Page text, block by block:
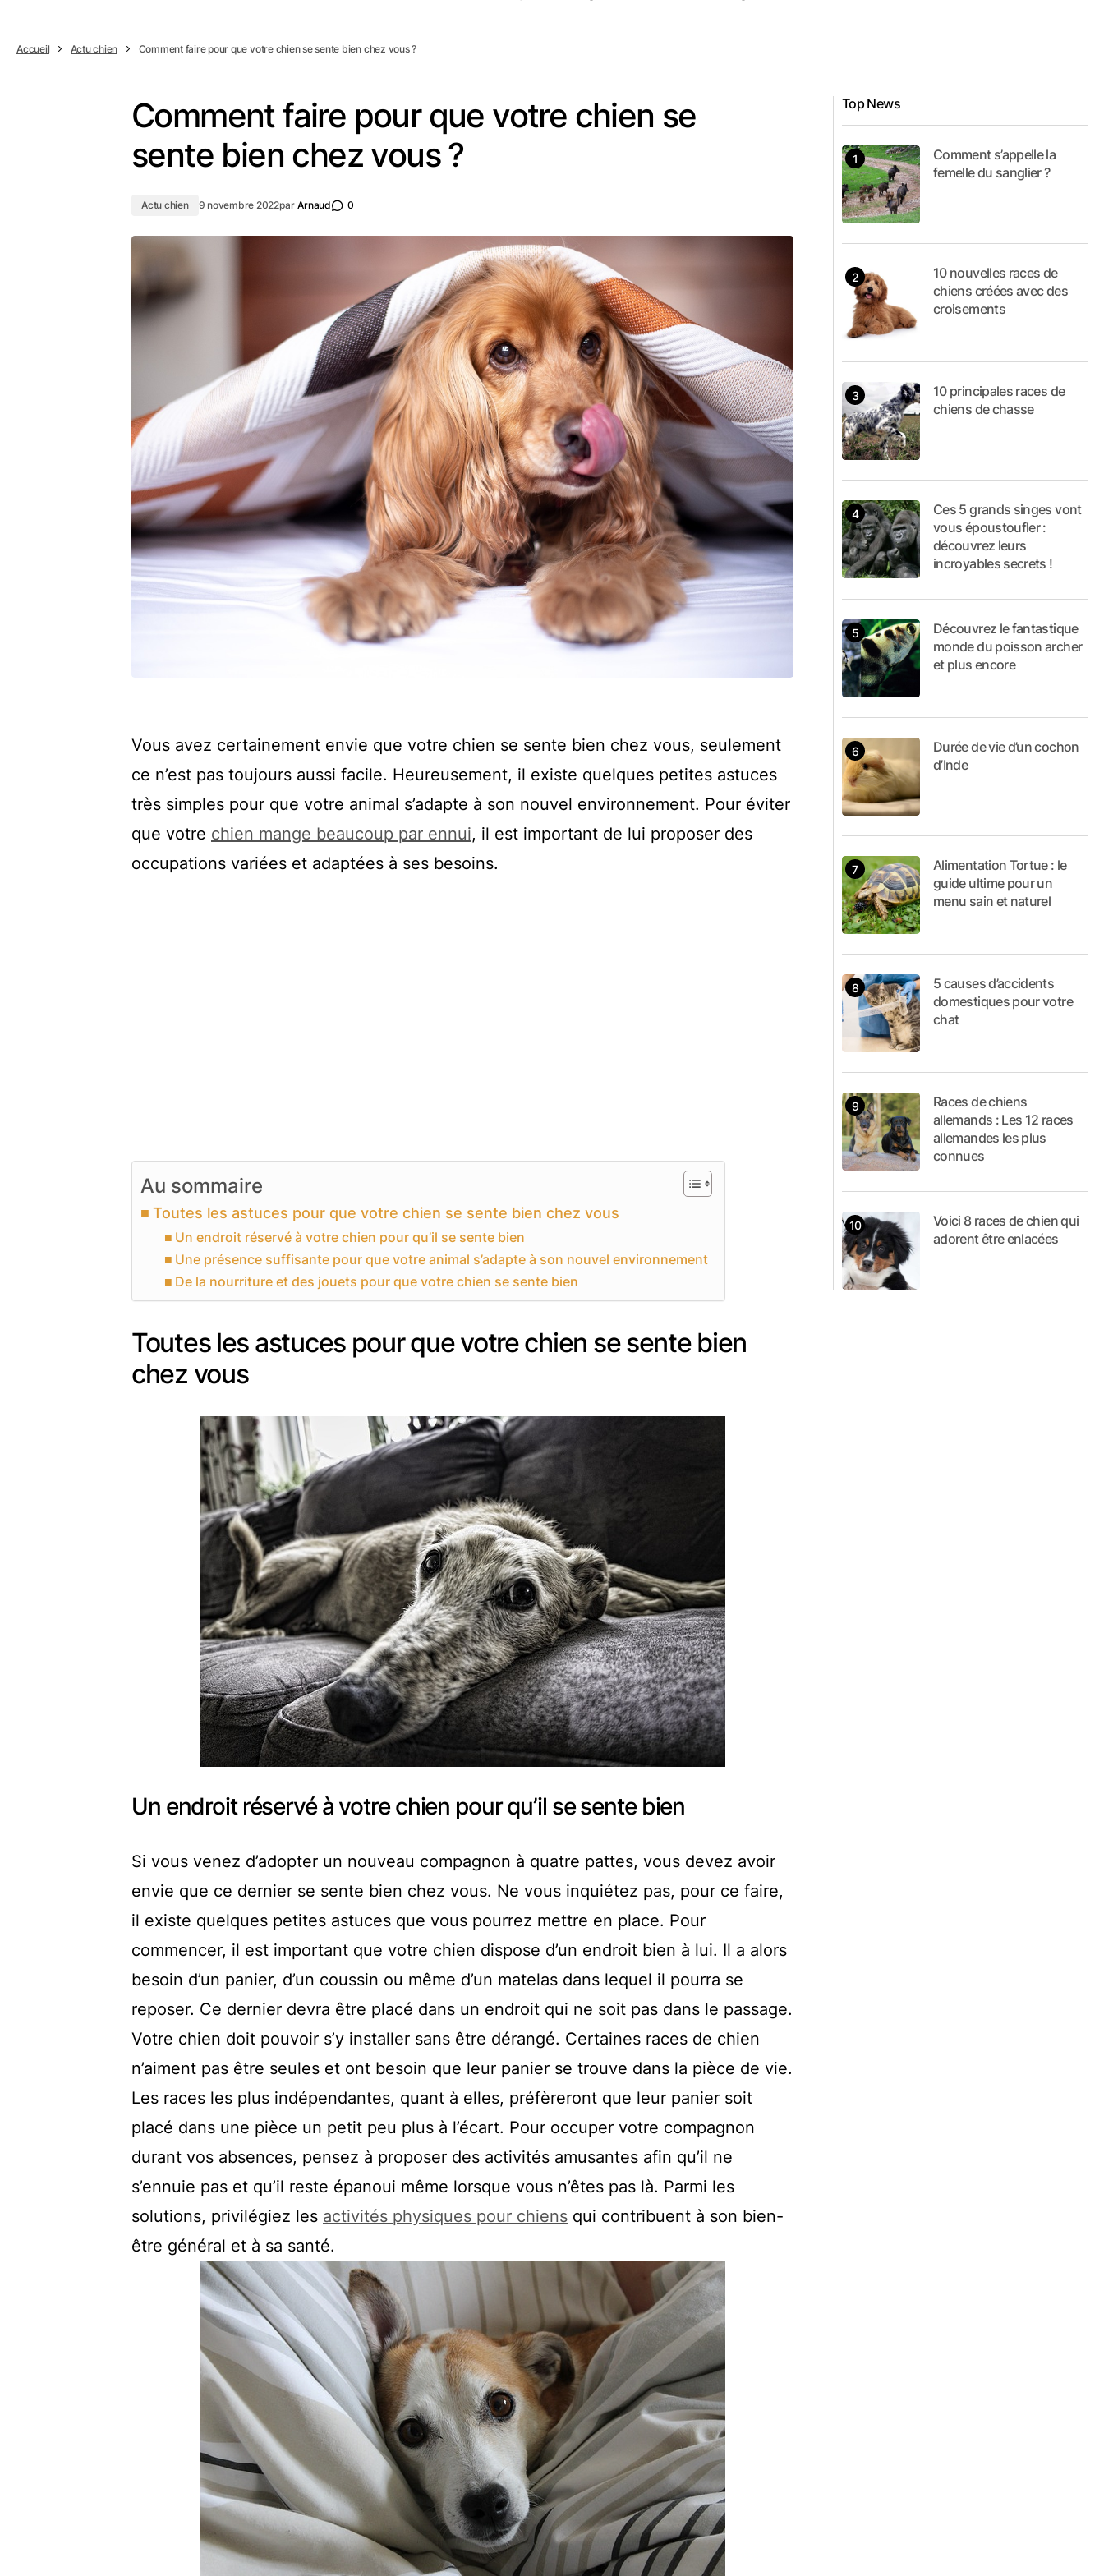
Accueil Actu chien Comment faire pour que votre chien se sente bien chez vous ?
Comment faire pour que votre chien se
sente bien chez vous ?
Actu chien 9 novembre 2022par Arnaud 0
Vous avez certainement envie que votre chien se sente bien chez vous, seulement
ce n’est pas toujours aussi facile. Heureusement, il existe quelques petites astuces
très simples pour que votre animal s’adapte à son nouvel environnement. Pour éviter
que votre chien mange beaucoup par ennui, il est important de lui proposer des
occupations variées et adaptées à ses besoins.
Au sommaire
Toutes les astuces pour que votre chien se sente bien chez vous
Un endroit réservé à votre chien pour qu’il se sente bien
Une présence suffisante pour que votre animal s’adapte à son nouvel environnement
De la nourriture et des jouets pour que votre chien se sente bien
Toutes les astuces pour que votre chien se sente bien
chez vous
Un endroit réservé à votre chien pour qu’il se sente bien
Si vous venez d’adopter un nouveau compagnon à quatre pattes, vous devez avoir
envie que ce dernier se sente bien chez vous. Ne vous inquiétez pas, pour ce faire,
il existe quelques petites astuces que vous pourrez mettre en place. Pour
commencer, il est important que votre chien dispose d’un endroit bien à lui. Il a alors
besoin d’un panier, d’un coussin ou même d’un matelas dans lequel il pourra se
reposer. Ce dernier devra être placé dans un endroit qui ne soit pas dans le passage.
Votre chien doit pouvoir s’y installer sans être dérangé. Certaines races de chien
n’aiment pas être seules et ont besoin que leur panier se trouve dans la pièce de vie.
Les races les plus indépendantes, quant à elles, préfèreront que leur panier soit
placé dans une pièce un petit peu plus à l’écart. Pour occuper votre compagnon
durant vos absences, pensez à proposer des activités amusantes afin qu’il ne
s’ennuie pas et qu’il reste épanoui même lorsque vous n’êtes pas là. Parmi les
solutions, privilégiez les activités physiques pour chiens qui contribuent à son bien-
être général et à sa santé.
Top News
Comment s’appelle la
femelle du sanglier ?
10 nouvelles races de
chiens créées avec des
croisements
10 principales races de
chiens de chasse
Ces 5 grands singes vont
vous époustoufler :
découvrez leurs
incroyables secrets !
Découvrez le fantastique
monde du poisson archer
et plus encore
Durée de vie d’un cochon
d’Inde
Alimentation Tortue : le
guide ultime pour un
menu sain et naturel
5 causes d’accidents
domestiques pour votre
chat
Races de chiens
allemands : Les 12 races
allemandes les plus
connues
Voici 8 races de chien qui
adorent être enlacées